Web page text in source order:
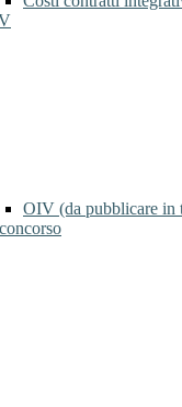
OIV (da pubblicare in